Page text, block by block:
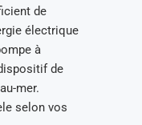
de
électrique
à
de
mer.
selon vos